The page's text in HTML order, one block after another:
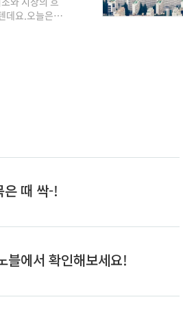
데요.오늘은
해 2025년
자 양도소